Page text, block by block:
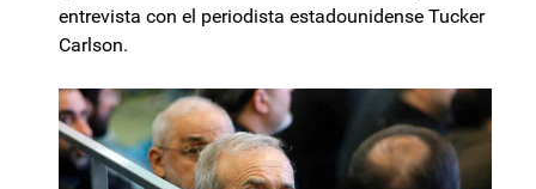
entrevista con el periodista estadounidense Tucker
Carlson.